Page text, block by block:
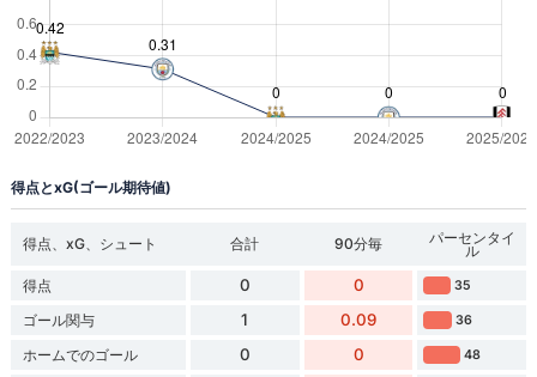
得点とxG(ゴール期待値)
得点、xG、シュート 合計 90分毎 パーセンタイ
ル
得点
0 0 35
ゴール関与 1 0.09 36
ホームでのゴール 0 0 48